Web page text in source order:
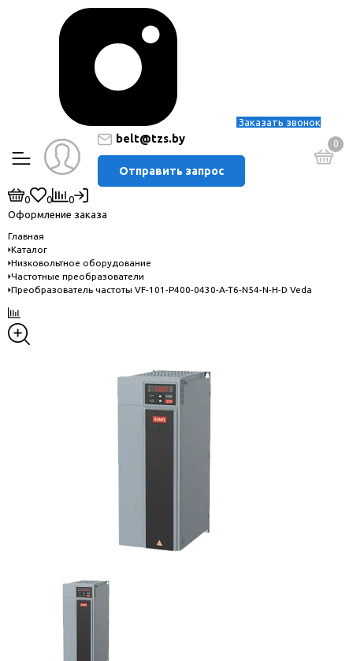
Заказать звонок
belt@tzs.by
Отправить запрос
0
0 0
0
Оформление заказа
Главная
Каталог
Низковольтное оборудование
Частотные преобразователи
Преобразователь частоты VF-101-P400-0430-A-T6-N54-N-H-D Veda